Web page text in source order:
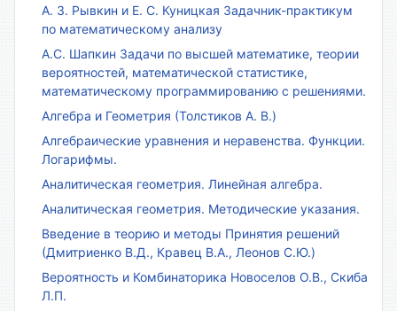
А. З. Рывкин и Е. С. Куницкая Задачник-практикум
по математическому анализу
А.С. Шапкин Задачи по высшей математике, теории
вероятностей, математической статистике,
математическому программированию с решениями.
Алгебра и Геометрия (Толстиков А. В.)
Алгебраические уравнения и неравенства. Функции.
Логарифмы.
Аналитическая геометрия. Линейная алгебра.
Аналитическая геометрия. Методические указания.
Введение в теорию и методы Принятия решений
(Дмитриенко В.Д., Кравец В.А., Леонов С.Ю.)
Вероятность и Комбинаторика Новоселов О.В., Скиба
Л.П.